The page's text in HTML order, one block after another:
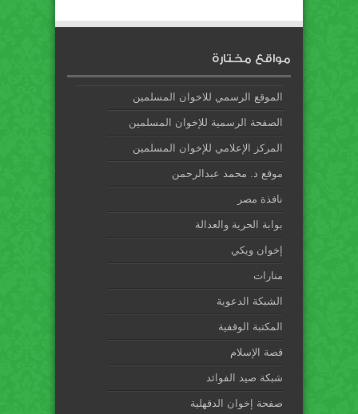
مواقع مختارة
الموقع الرسمي للاخوان المسلمين
الصفحة الرسمية للإخوان المسلمين
المركز الإعلامي للإخوان المسلمين
موقع د. محمد عبدالرحمن
نافذة مصر
بوابة الحرية والعدالة
إخوان ويكي
منارات
الشبكة الدعوية
المكتبة الوقفية
قصة الإسلام
شبكة صيد الفوائد
صفحة إخوان الدقهلية